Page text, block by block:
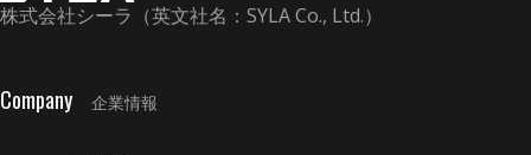
株式会社シーラ（英文社名：SYLA Co., Ltd.）
Company 企業情報